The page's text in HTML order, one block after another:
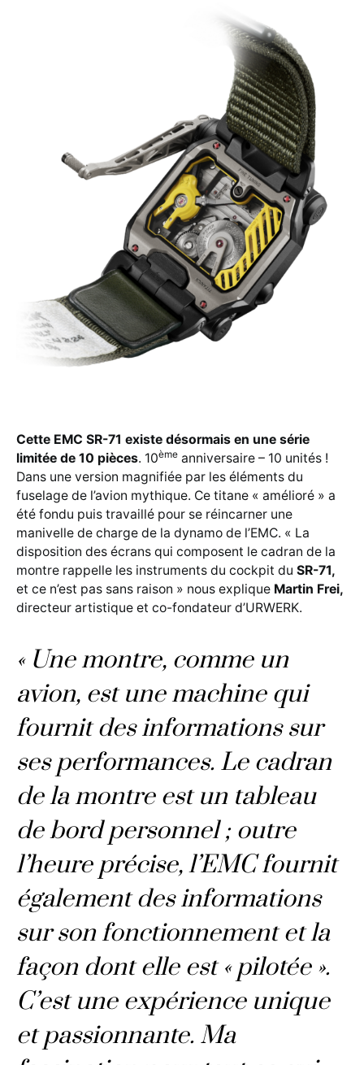
Cette EMC SR-71 existe désormais en une série
limitée de 10 pièces. 10ème anniversaire – 10 unités !
Dans une version magnifiée par les éléments du
fuselage de l’avion mythique. Ce titane « amélioré » a
été fondu puis travaillé pour se réincarner une
manivelle de charge de la dynamo de l’EMC. « La
disposition des écrans qui composent le cadran de la
montre rappelle les instruments du cockpit du SR-71,
et ce n’est pas sans raison » nous explique Martin Frei,
directeur artistique et co-fondateur d’URWERK.
« Une montre, comme un
avion, est une machine qui
fournit des informations sur
ses performances. Le cadran
de la montre est un tableau
de bord personnel ; outre
l’heure précise, l’EMC fournit
également des informations
sur son fonctionnement et la
façon dont elle est « pilotée ».
C’est une expérience unique
et passionnante. Ma